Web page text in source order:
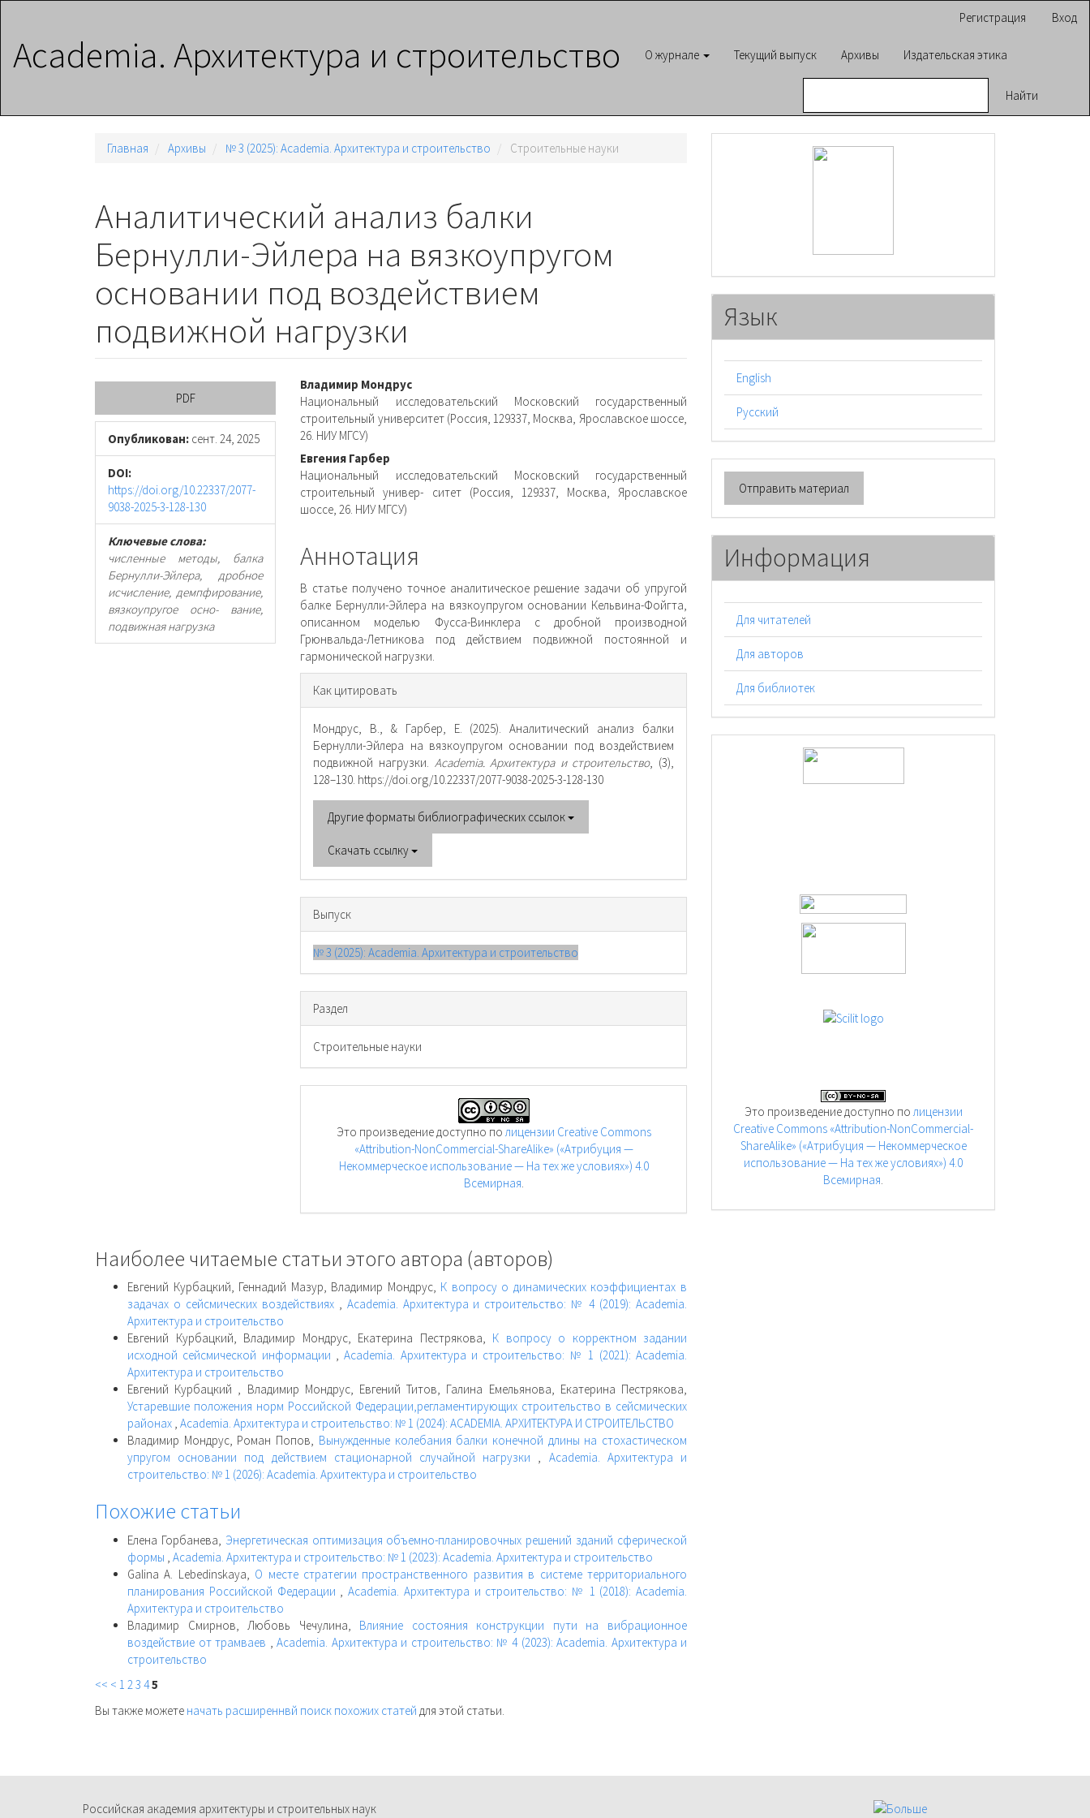
Основное
Регистрация Вход
Academia. Архитектура и строительство О журнале Текущий выпуск Архивы Издательская этика
Найти
Главная Архивы № 3 (2025): Academia. Архитектура и строительство Cтроительные науки
Аналитический анализ балки
Бернулли-Эйлера на вязкоупругом
основании под воздействием
подвижной нагрузки
Боковая
панель
статьи
PDF
Опубликован: сент. 24, 2025
DOI:
https://doi.org/10.22337/2077-
9038-2025-3-128-130
Ключевые слова:
численные методы, балка
Бернулли-Эйлера, дробное
исчисление, демпфирование,
вязкоупругое осно- вание,
подвижная нагрузка
Основное
содержимое
статьи
Владимир Мондрус
Национальный исследовательский Московский государственный
строительный университет (Россия, 129337, Москва, Ярославское шоссе,
26. НИУ МГСУ)
Евгения Гарбер
Национальный исследовательский Московский государственный
строительный универ- ситет (Россия, 129337, Москва, Ярославское
шоссе, 26. НИУ МГСУ)
Аннотация
В статье получено точное аналитическое решение задачи об упругой
балке Бернулли-Эйлера на вязкоупругом основании Кельвина-Фойгта,
описанном моделью Фусса-Винклера с дробной производной
Грюнвальда-Летникова под действием подвижной постоянной и
гармонической нагрузки.
Информация
о статье
Как цитировать
Мондрус, В., & Гарбер, Е. (2025). Аналитический анализ балки
Бернулли-Эйлера на вязкоупругом основании под воздействием
подвижной нагрузки. Academia. Архитектура и строительство, (3),
128–130. https://doi.org/10.22337/2077-9038-2025-3-128-130
Другие форматы библиографических ссылок
Скачать ссылку
Выпуск
№ 3 (2025): Academia. Архитектура и строительство
Раздел
Cтроительные науки
Это произведение доступно полицензии Creative Commons
«Attribution-NonCommercial-ShareAlike» («Атрибуция —
Некоммерческое использование — На тех же условиях») 4.0
Всемирная.
Наиболее читаемые статьи этого автора (авторов)
Евгений Курбацкий, Геннадий Мазур, Владимир Мондрус, К вопросу о динамических коэффициентах в
задачах о сейсмических воздействиях , Academia. Архитектура и строительство: № 4 (2019): Academia.
Архитектура и строительство
Евгений Курбацкий, Владимир Мондрус, Екатерина Пестрякова, К вопросу о корректном задании
исходной сейсмической информации ,Academia. Архитектура и строительство: № 1 (2021): Academia.
Архитектура и строительство
Евгений Курбацкий , Владимир Мондрус, Евгений Титов, Галина Емельянова, Екатерина Пестрякова,
Устаревшие положения норм Российской Федерации,регламентирующих строительство в сейсмических
районах , Academia. Архитектура и строительство: № 1 (2024): ACADEMIA. АРХИТЕКТУРА И СТРОИТЕЛЬСТВО
Владимир Мондрус, Роман Попов, Вынужденные колебания балки конечной длины на стохастическом
упругом основании под действием стационарной случайной нагрузки , Academia. Архитектура и
строительство: № 1 (2026): Academia. Архитектура и строительство
Похожие статьи
Елена Горбанева, Энергетическая оптимизация объемно-планировочных решений зданий сферической
формы Academia. Архитектура и строительство: № 1 (2023): Academia. Архитектура и строительство
Galina A. Lebedinskaya, О месте стратегии пространственного развития в системе территориального
планирования Российской Федерации
Academia. Архитектура и строительство: № 1 (2018): Academia.
Архитектура и строительство
Владимир Смирнов, Любовь Чечулина, Влияние состояния конструкции пути на вибрационное
воздействие от трамваев
Academia. Архитектура и строительство: № 4 (2023): Academia. Архитектура и
строительство
<< < 1 23 45
Вы также можете начать расширеннвй поиск похожих статей для этой статьи.
Язык
English
Русский
Отправить
материал
Отправить материал
Информация
Для читателей
Для авторов
Для библиотек
Это произведение доступно полицензии
Creative Commons «Attribution-NonCommercial-
ShareAlike» («Атрибуция — Некоммерческое
использование — На тех же условиях») 4.0
Всемирная.
Российская академия архитектуры и строительных наук